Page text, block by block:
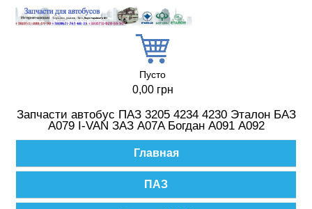
Пусто
0,00 грн
Запчасти автобус ПАЗ 3205 4234 4230 Эталон БАЗ
А079 I-VAN ЗАЗ A07A Богдан А091 А092
Главная
ПАЗ